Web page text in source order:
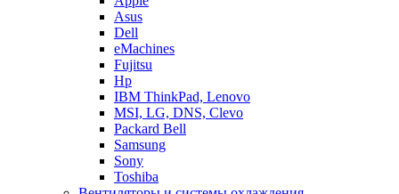
Asus
Dell
eMachines
Fujitsu
Hp
IBM ThinkPad, Lenovo
MSI, LG, DNS, Clevo
Packard Bell
Samsung
Sony
Toshiba